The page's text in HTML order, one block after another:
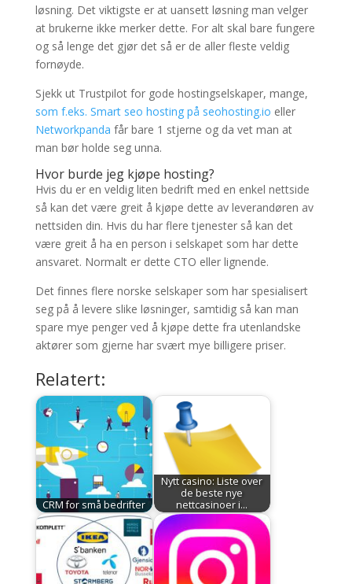
løsning. Det viktigste er at uansett løsning man velger
at brukerne ikke merker dette. For alt skal bare fungere
og så lenge det gjør det så er de aller fleste veldig
fornøyde.
Sjekk ut Trustpilot for gode hostingselskaper, mange,
som f.eks. Smart seo hosting på seohosting.io eller
Networkpanda får bare 1 stjerne og da vet man at
man bør holde seg unna.
Hvor burde jeg kjøpe hosting?
Hvis du er en veldig liten bedrift med en enkel nettside
så kan det være greit å kjøpe dette av leverandøren av
nettsiden din. Hvis du har flere tjenester så kan det
være greit å ha en person i selskapet som har dette
ansvaret. Normalt er dette CTO eller lignende.
Det finnes flere norske selskaper som har spesialisert
seg på å levere slike løsninger, samtidig så kan man
spare mye penger ved å kjøpe dette fra utenlandske
aktører som gjerne har svært mye billigere priser.
Relatert:
CRM for små bedrifter
Nytt casino: Liste over
de beste nye
nettcasinoer i…